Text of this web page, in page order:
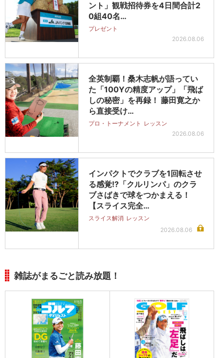
ント」観戦招待券を4日間合計2
0組40名…
プレゼント
2026.08.06
全英制覇！桑木志帆が語ってい
た「100Yの精度アップ」「飛ば
しの秘密」を再録！ 藤田寛之か
ら直接受け…
プロ・トーナメント レッスン
2026.08.06
インパクトでクラブを1回転させ
る感覚!?「クルリンパ」のクラ
ブさばきで球をつかまえる！
【スライス完全…
スライス解消 レッスン
2026.08.06
雑誌がまるごと読み放題！